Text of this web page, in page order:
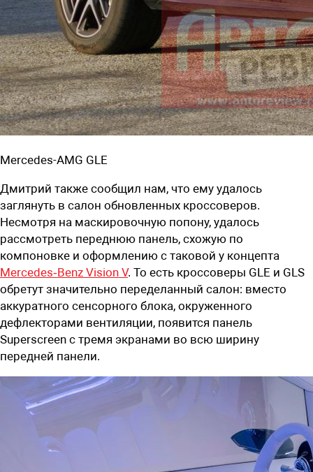
Mercedes-AMG GLE
Дмитрий также сообщил нам, что ему удалось
заглянуть в салон обновленных кроссоверов.
Несмотря на маскировочную попону, удалось
рассмотреть переднюю панель, схожую по
компоновке и оформлению с таковой у концепта
Mercedes‑Benz Vision V. То есть кроссоверы GLE и GLS
обретут значительно переделанный салон: вместо
аккуратного сенсорного блока, окруженного
дефлекторами вентиляции, появится панель
Superscreen с тремя экранами во всю ширину
передней панели.